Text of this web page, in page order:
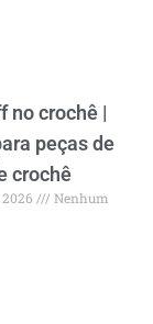
no crochê |
peças de
crochê
2026
Nenhum